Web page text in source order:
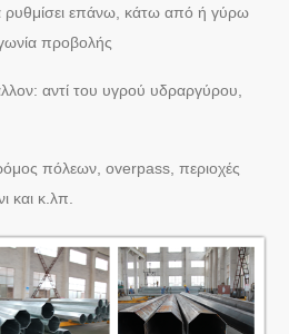
ρυθμίσει επάνω, κάτω από ή γύρω
προβολής
αντί του υγρού υδραργύρου,
πόλεων, overpass, περιοχές
και κ.λπ.